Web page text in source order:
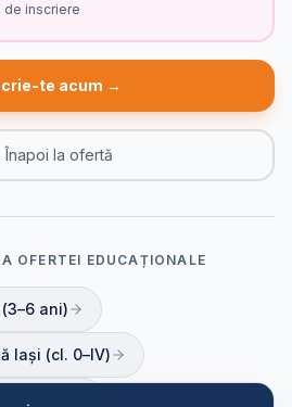
de inscriere
te acum →
la ofertă
OFERTEI EDUCAȚIONALE
ani)
Iași (cl. 0–IV)
V–VIII)